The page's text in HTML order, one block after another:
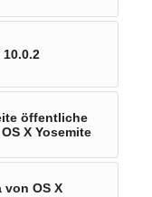
öffentliche
X Yosemite
OS X